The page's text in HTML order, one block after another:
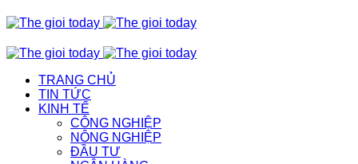
TRANG CHỦ
TIN TỨC
KINH TẾ
CÔNG NGHIỆP
NÔNG NGHIỆP
ĐẦU TƯ